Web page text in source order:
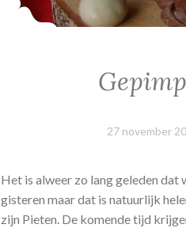
27 november
Het is alweer zo lang geleden dat
gisteren maar dat is natuurlijk
zijn Pieten. De komende tijd